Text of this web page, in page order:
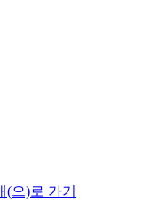
으)로 가기